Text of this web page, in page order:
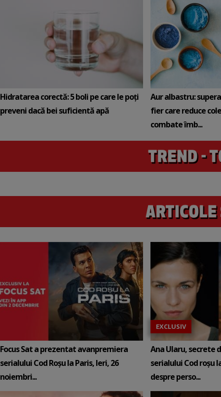
Hidratarea corectă: 5 boli pe care le poți
preveni dacă bei suficientă apă
Aur albastru:
fier care reduce
combate îmb...
Focus Sat a prezentat avanpremiera
serialului Cod Roșu la Paris, Ieri, 26
noiembri...
EXCLUSIV
Ana Ularu, secrete
serialului Cod roșu
despre perso...